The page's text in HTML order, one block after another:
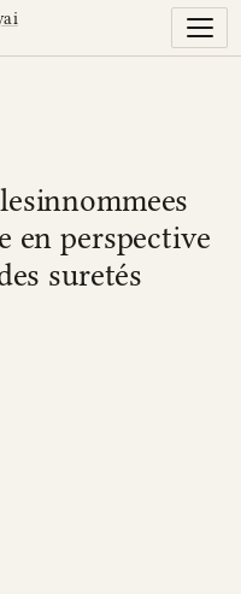
en droit chinois -
en perspective
suretés